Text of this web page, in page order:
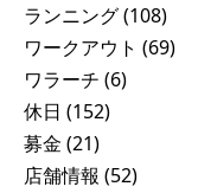
ランニング(108)
ワークアウト (69)
ワラーチ (6)
休日 (152)
募金 (21)
店舗情報 (52)